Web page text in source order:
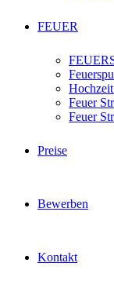
FEUER
Feuer
Feuer
Preise
Bewerben
Kontakt